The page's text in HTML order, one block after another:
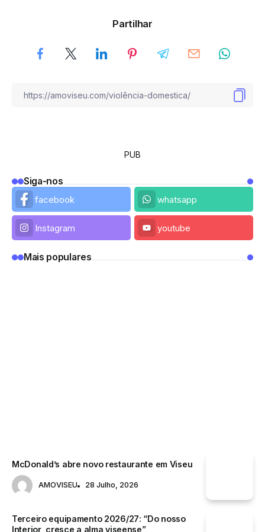
Partilhar
PUB
Siga-nos
facebook
whatsapp
Instagram youtube
Mais populares
McDonald’s abre novo restaurante em Viseu
AMOVISEU 28 Julho, 2026
Terceiro equipamento 2026/27: “Do nosso
Interior, cresce a alma viseense”